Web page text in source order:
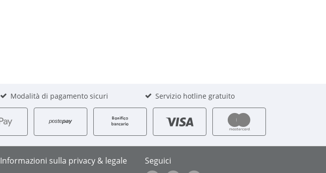
Modalità di pagamento sicuri Servizio hotline gratuito
Informazioni sulla privacy & legale Seguici